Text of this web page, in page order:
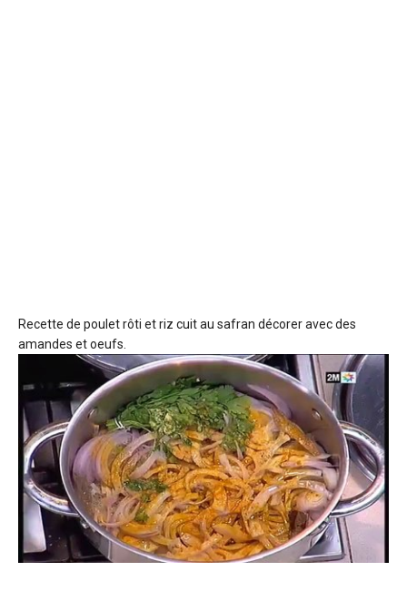
Recette de poulet rôti et riz cuit au safran décorer avec des
amandes et oeufs.